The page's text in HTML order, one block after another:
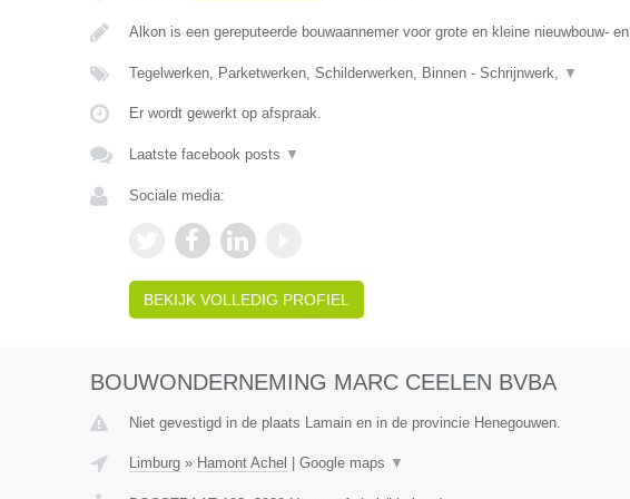
Alkon is een gereputeerde bouwaannemer voor grote en kleine nieuwbouw- en
Tegelwerken, Parketwerken, Schilderwerken, Binnen - Schrijnwerk, ▼
Er wordt gewerkt op afspraak.
Laatste facebook posts ▼
Sociale media:
BEKIJK VOLLEDIG PROFIEL
BOUWONDERNEMING MARC CEELEN BVBA
Niet gevestigd in de plaats Lamain en in de provincie Henegouwen.
Limburg» Hamont Achel Google maps ▼